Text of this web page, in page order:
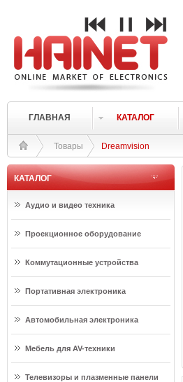
ГЛАВНАЯ КАТАЛОГ
Товары Dreamvision
КАТАЛОГ
Аудио и видео техника
Проекционное оборудование
Коммутационные устройства
Портативная электроника
Автомобильная электроника
Мебель для AV-техники
Телевизоры и плазменные панели